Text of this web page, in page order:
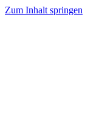
Zum Inhalt springen